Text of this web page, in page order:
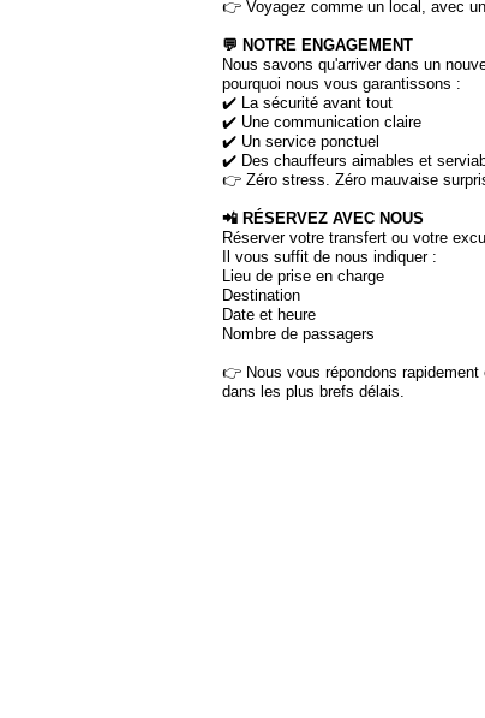
👉 Voyagez comme un local, avec
💬 NOTRE ENGAGEMENT
Nous savons qu'arriver dans un
pourquoi nous vous garantissons :
✔️ La sécurité avant tout
✔️ Une communication claire
✔️ Un service ponctuel
✔️ Des chauffeurs aimables et
👉 Zéro stress. Zéro mauvaise
📲 RÉSERVEZ AVEC NOUS
Réserver votre transfert ou votre
Il vous suffit de nous indiquer :
Lieu de prise en charge
Destination
Date et heure
Nombre de passagers
👉 Nous vous répondons
dans les plus brefs délais.